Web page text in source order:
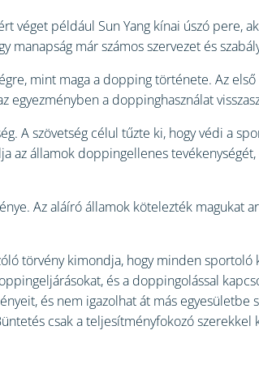
véget például Sun Yang kínai úszó pere,
már számos szervezet és
mint maga a dopping története. Az
egyezményben a doppinghasználat
A szövetség célul tűzte ki, hogy védi a
az államok doppingellenes
Az aláíró államok kötelezték magukat
törvény kimondja, hogy minden
és a doppingolással
és nem igazolhat át más
csak a teljesítményfokozó szerekkel